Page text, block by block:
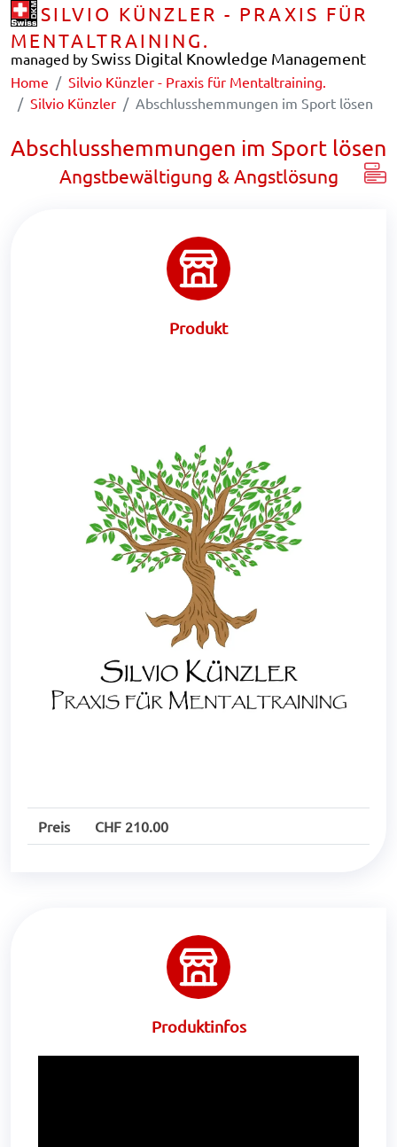
SILVIO KÜNZLER - PRAXIS FÜR
MENTALTRAINING.
managed by Swiss Digital Knowledge Management
Home
Silvio Künzler - Praxis für Mentaltraining.
Silvio Künzler
Abschlusshemmungen im Sport lösen
Abschlusshemmungen im Sport lösen
Angstbewältigung & Angstlösung
Produkt
Preis CHF 210.00
Produktinfos